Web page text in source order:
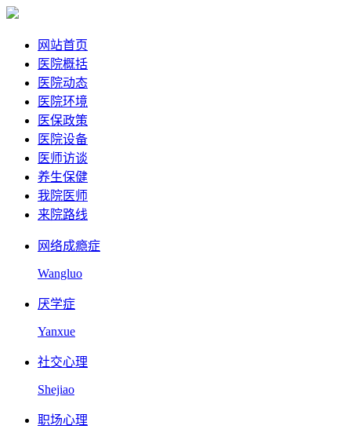
网站首页
医院概括
医院动态
医院环境
医保政策
医院设备
医师访谈
养生保健
我院医师
来院路线
网络成瘾症
Wangluo
厌学症
Yanxue
社交心理
Shejiao
职场心理